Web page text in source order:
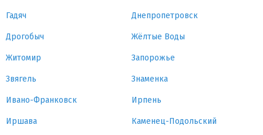
Гадяч Днепропетровск
Дрогобыч Жёлтые Воды
Житомир Запорожье
Звягель Знаменка
Ивано-Франковск Ирпень
Иршава Каменец-Подольский